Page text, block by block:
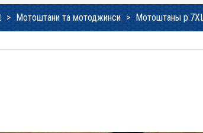
Мотоштани та мотоджинси Мотоштаны